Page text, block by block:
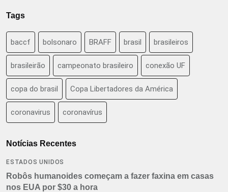
Tags
baccf bolsonaro BRAFF brasil brasileiros
brasileirão campeonato brasileiro conexão UF
copa do brasil Copa Libertadores da América
coronavirus coronavírus
Notícias Recentes
ESTADOS UNIDOS
Robôs humanoides começam a fazer faxina em casas
nos EUA por $30 a hora